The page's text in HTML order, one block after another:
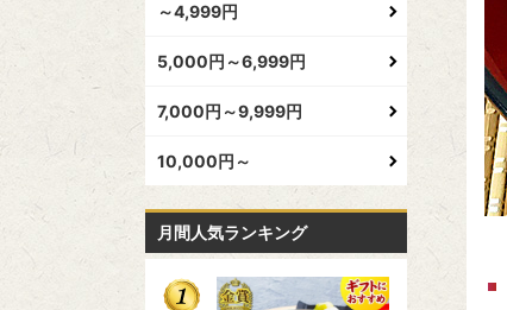
～4,999円
5,000円～6,999円
7,000円～9,999円
10,000円～
月間人気ランキング